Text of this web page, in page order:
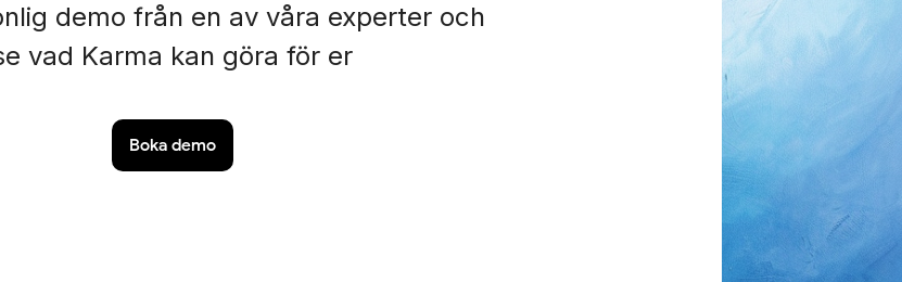
demo från en av våra experter och
vad Karma kan göra för er
Boka demo